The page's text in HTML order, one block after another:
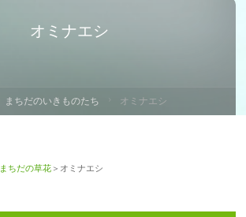
オミナエシ
まちだのいきものたち オミナエシ
まちだの草花＞オミナエシ